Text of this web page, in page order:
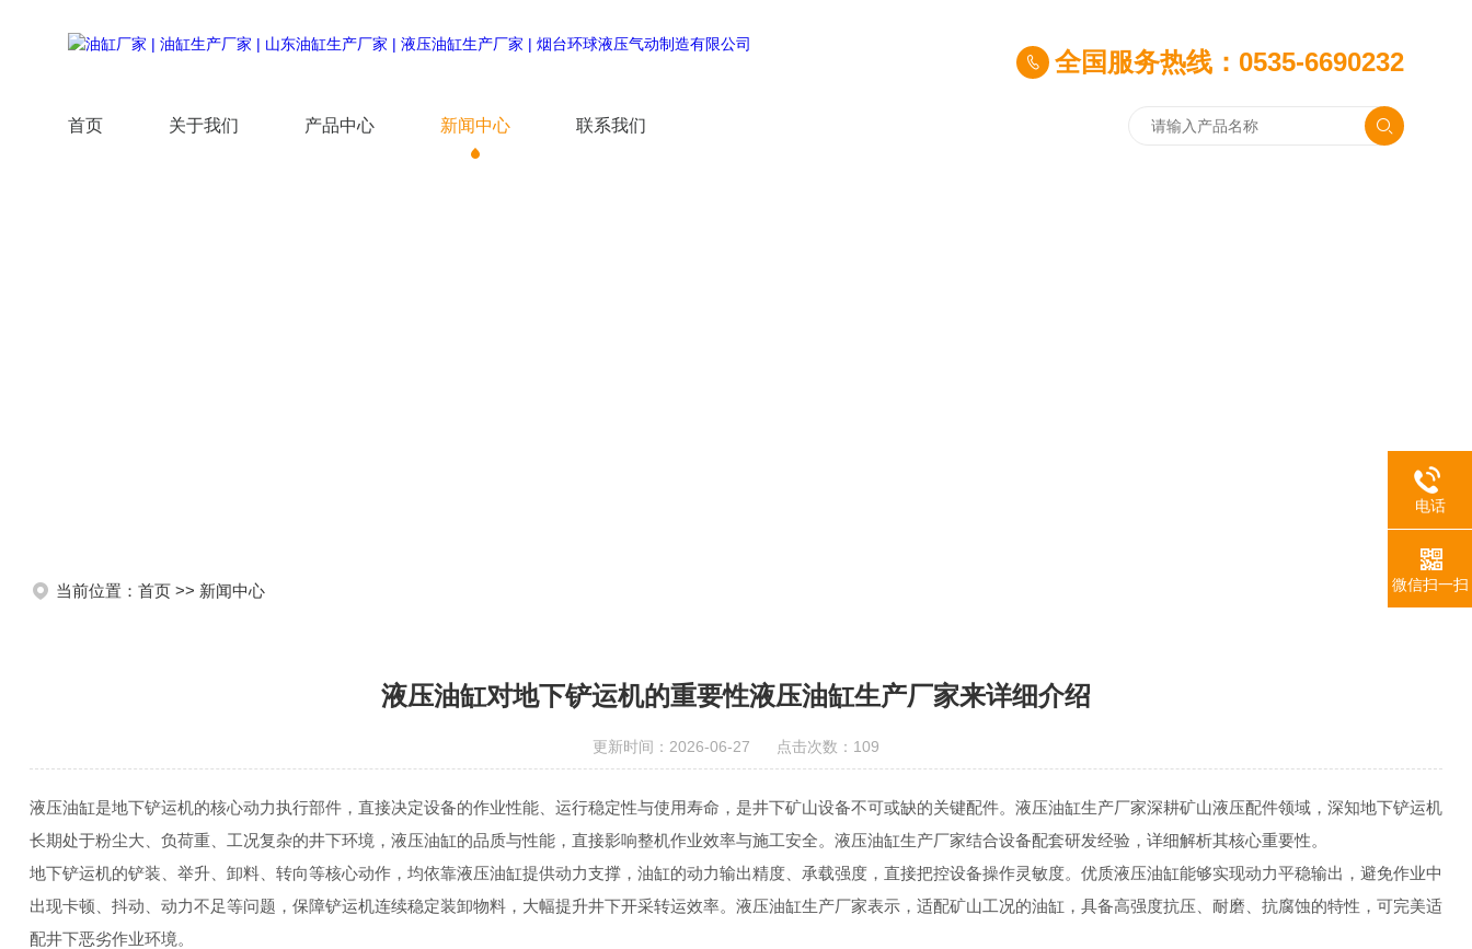
全国服务热线：0535-6690232
首页 关于我们 产品中心 新闻中心 联系我们
当前位置： 首页>> 新闻中心
液压油缸对地下铲运机的重要性液压油缸生产厂家来详细介绍
更新时间：2026-06-27 点击次数：109
液压油缸是地下铲运机的核心动力执行部件，直接决定设备的作业性能、运行稳定性与使用寿命，是井下矿山设备不可或缺的关键配件。液压油缸生产厂家深耕矿山液压配件领域，深知地下铲运机
长期处于粉尘大、负荷重、工况复杂的井下环境，液压油缸的品质与性能，直接影响整机作业效率与施工安全。液压油缸生产厂家结合设备配套研发经验，详细解析其核心重要性。
地下铲运机的铲装、举升、卸料、转向等核心动作，均依靠液压油缸提供动力支撑，油缸的动力输出精度、承载强度，直接把控设备操作灵敏度。优质液压油缸能够实现动力平稳输出，避免作业中
出现卡顿、抖动、动力不足等问题，保障铲运机连续稳定装卸物料，大幅提升井下开采转运效率。液压油缸生产厂家表示，适配矿山工况的油缸，具备高强度抗压、耐磨、抗腐蚀的特性，可完美适
配井下恶劣作业环境。
电话
微信扫一扫